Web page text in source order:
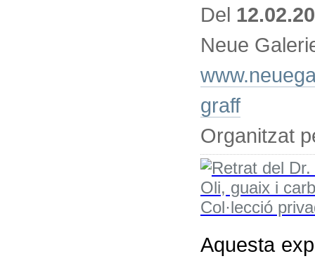
Del
Neue
graff
Organitzat
Aquesta